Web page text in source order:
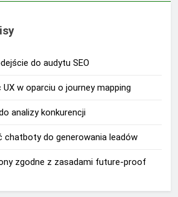
do audytu SEO
w oparciu o journey mapping
analizy konkurencji
chatboty do generowania leadów
zgodne z zasadami future-proof